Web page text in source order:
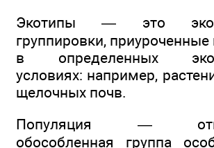
Экотипы — это
группировки,
в определенных
условиях: например,
щелочных почв.
Популяция —
обособленная группа